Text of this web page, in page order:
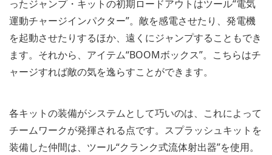
ったジャンプ・キットの初期ロードアウトはツール“電気
運動チャージインパクター”。敵を感電させたり、発電機
を起動させたりするほか、遠くにジャンプすることもでき
ます。それから、アイテム“BOOMボックス”。こちらはチ
ャージすれば敵の気を逸らすことができます。
各キットの装備がシステムとして巧いのは、これによって
チームワークが発揮される点です。スプラッシュキットを
装備した仲間は、ツール“クランク式流体射出器”を使用。